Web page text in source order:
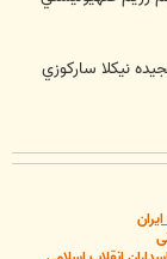
نيكلا ساركوزي